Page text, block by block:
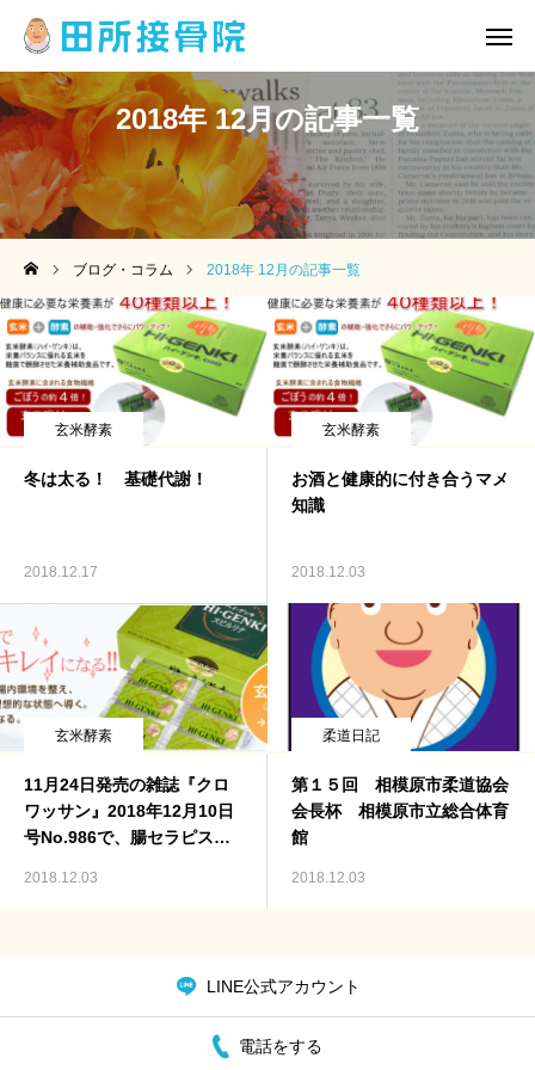
2018年 12月の記事一覧
ブログ・コラム 2018年 12月の記事一覧
玄米酵素
冬は太る！ 基礎代謝！
2018.12.17
玄米酵素
お酒と健康的に付き合うマメ
知識
2018.12.03
玄米酵素
11月24日発売の雑誌『クロ
ワッサン』2018年12月10日
号No.986で、腸セラピス
玄米酵素を紹介されました！
2018.12.03
柔道日記
第１５回 相模原市柔道協会
会長杯 相模原市立総合体育
館
2018.12.03
LINE公式アカウント
電話をする
公式LINE カレンダー
メニュー アクセス
トップ
院情報・アクセス
メニュー
ご予約・お問合せ